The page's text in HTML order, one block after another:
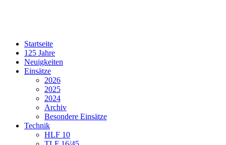
Startseite
125 Jahre
Neuigkeiten
Einsätze
2026
2025
2024
Archiv
Besondere Einsätze
Technik
HLF 10